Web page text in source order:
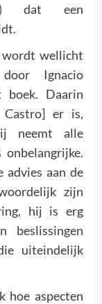
dat een
wordt wellicht
Ignacio
Daarin
er is,
neemt alle
onbelangrijke.
advies aan de
zijn
hij is erg
beslissingen
uiteindelijk
hoe aspecten